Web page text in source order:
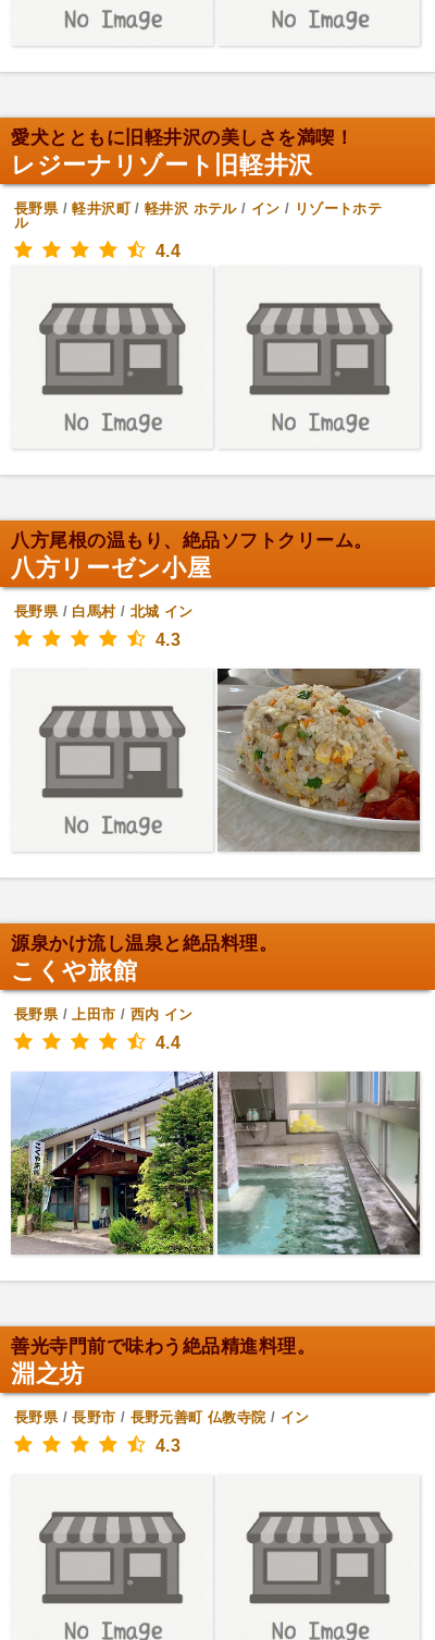
愛犬とともに旧軽井沢の美しさを満喫！
レジーナリゾート旧軽井沢
長野県/軽井沢町/軽井沢 ホテル/ イン / リゾートホテ
ル
4.4
八方尾根の温もり、絶品ソフトクリーム。
八方リーゼン小屋
長野県/ 白馬村/ 北城 イン
4.3
源泉かけ流し温泉と絶品料理。
こくや旅館
長野県/上田市 / 西内 イン
4.4
善光寺門前で味わう絶品精進料理。
淵之坊
長野県/長野市 / 長野元善町 仏教寺院 / イン
4.3